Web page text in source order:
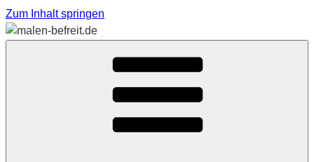
Zum Inhalt springen
MALEN-BEFREIT.DE
Sabine Feickert – Atelier für begleitetes Malen